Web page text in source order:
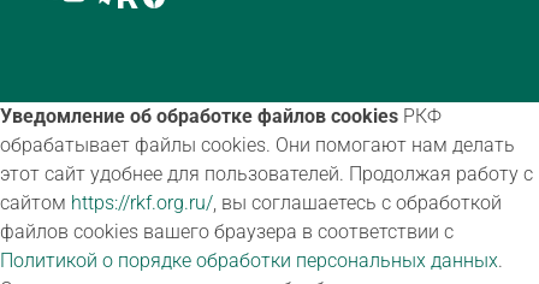
Уведомление об обработке файлов cookies РКФ
обрабатывает файлы cookies. Они помогают нам делать
этот сайт удобнее для пользователей. Продолжая работу с
сайтом https://rkf.org.ru/, вы соглашаетесь с обработкой
файлов cookies вашего браузера в соответствии с
Политикой о порядке обработки персональных данных.